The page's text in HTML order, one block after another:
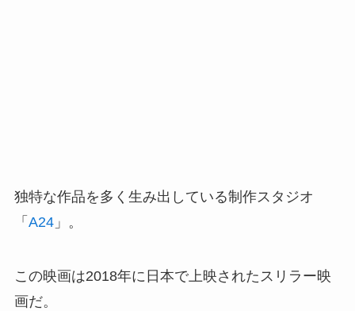
独特な作品を多く生み出している制作スタジオ
「 A24」。
この映画は2018年に日本で上映されたスリラー映
画だ。